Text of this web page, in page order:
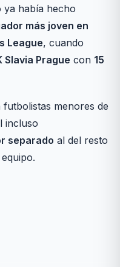
ya había hecho
más joven en
League, cuando
Slavia Prague con 15
menores de
incluso
separado al del resto